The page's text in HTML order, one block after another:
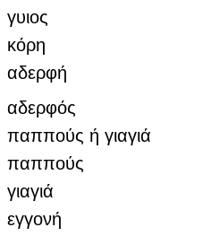
γυιος
κόρη
αδερφή
αδερφός
παππούς ή γιαγιά
παππούς
γιαγιά
εγγονή